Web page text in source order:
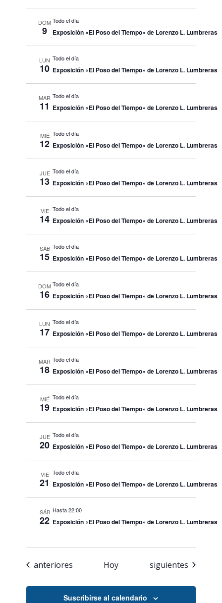
DOM
9
Todo el día
Exposición «El Poso del Tiempo» de Lorenzo L. Lumbreras
LUN
10
Todo el día
Exposición «El Poso del Tiempo» de Lorenzo L. Lumbreras
MAR
11
Todo el día
Exposición «El Poso del Tiempo» de Lorenzo L. Lumbreras
MIÉ
12
Todo el día
Exposición «El Poso del Tiempo» de Lorenzo L. Lumbreras
JUE
13
Todo el día
Exposición «El Poso del Tiempo» de Lorenzo L. Lumbreras
VIE
14
Todo el día
Exposición «El Poso del Tiempo» de Lorenzo L. Lumbreras
SÁB
15
Todo el día
Exposición «El Poso del Tiempo» de Lorenzo L. Lumbreras
DOM
16
Todo el día
Exposición «El Poso del Tiempo» de Lorenzo L. Lumbreras
LUN
17
Todo el día
Exposición «El Poso del Tiempo» de Lorenzo L. Lumbreras
MAR
18
Todo el día
Exposición «El Poso del Tiempo» de Lorenzo L. Lumbreras
MIÉ
19
Todo el día
Exposición «El Poso del Tiempo» de Lorenzo L. Lumbreras
JUE
20
Todo el día
Exposición «El Poso del Tiempo» de Lorenzo L. Lumbreras
VIE
21
Todo el día
Exposición «El Poso del Tiempo» de Lorenzo L. Lumbreras
SÁB
22
Hasta 22:00
Exposición «El Poso del Tiempo» de Lorenzo L. Lumbreras
Eventos
anteriores Hoy Eventos
siguientes
Suscribirse al calendario